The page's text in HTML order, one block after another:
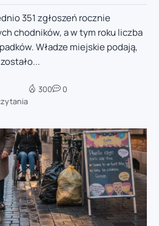
351 zgłoszeń rocznie
chodników, a w tym roku liczba
Władze miejskie podają,
300 0